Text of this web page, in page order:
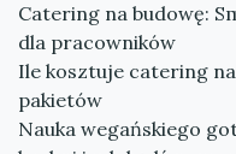
Catering na budowę:
dla pracowników
Ile kosztuje catering
pakietów
Nauka wegańskiego